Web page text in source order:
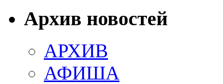
Архив новостей
АРХИВ
АФИША